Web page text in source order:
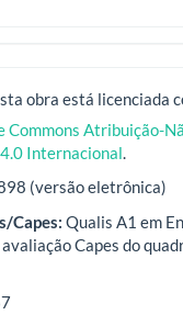
obra está licenciada
Commons Atribuição-
Internacional.
(versão eletrônica)
Capes: Qualis A1 em
avaliação Capes do